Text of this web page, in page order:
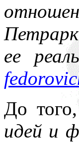
ее
До
идей и